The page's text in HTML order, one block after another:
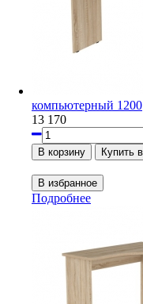
компьютерный 1200
13 170
Подробнее